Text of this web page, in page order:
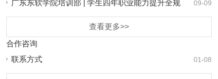
元！上… 09-09
广东东软学院培训部 | 学生四年职业能力提升全规
查看更多>>
合作咨询
01-08
联系方式